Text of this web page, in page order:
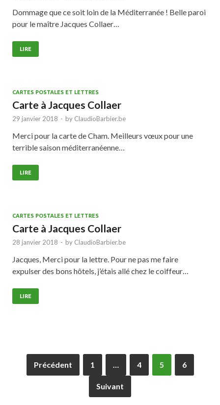
Dommage que ce soit loin de la Méditerranée ! Belle paroi
pour le maître Jacques Collaer…
LIRE
CARTES POSTALES ET LETTRES
Carte à Jacques Collaer
29 janvier 2018 - by ClaudioBarbier.be
Merci pour la carte de Cham. Meilleurs vœux pour une
terrible saison méditerranéenne…
LIRE
CARTES POSTALES ET LETTRES
Carte à Jacques Collaer
28 janvier 2018 - by ClaudioBarbier.be
Jacques, Merci pour la lettre. Pour ne pas me faire
expulser des bons hôtels, j’étais allé chez le coiffeur…
LIRE
Précédent 1 … 4 5 6
Suivant